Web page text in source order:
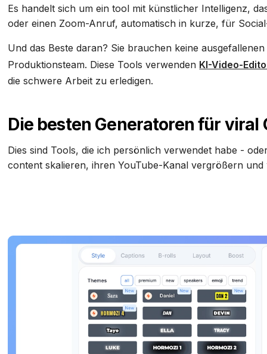
Es handelt sich um ein tool mit künstlicher Intelligenz,
oder einen Zoom-Anruf, automatisch in kurze, für
Und das Beste daran? Sie brauchen keine
Produktionsteam. Diese Tools verwenden KI-Video-
die schwere Arbeit zu erledigen.
Die besten Generatoren für viral
Dies sind Tools, die ich persönlich verwendet habe -
content skalieren, ihren YouTube-Kanal vergrößern